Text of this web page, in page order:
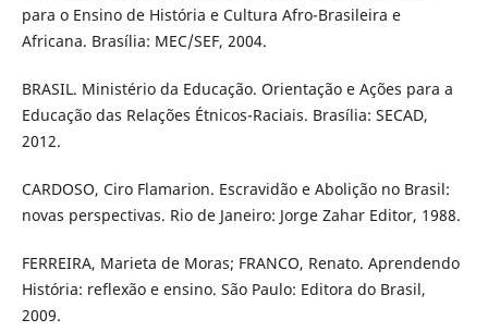
para o Ensino de História e Cultura Afro-Brasileira e
Africana. Brasília: MEC/SEF, 2004.
BRASIL. Ministério da Educação. Orientação e Ações para a
Educação das Relações Étnicos-Raciais. Brasília: SECAD,
2012.
CARDOSO, Ciro Flamarion. Escravidão e Abolição no Brasil:
novas perspectivas. Rio de Janeiro: Jorge Zahar Editor, 1988.
FERREIRA, Marieta de Moras; FRANCO, Renato. Aprendendo
História: reflexão e ensino. São Paulo: Editora do Brasil,
2009.